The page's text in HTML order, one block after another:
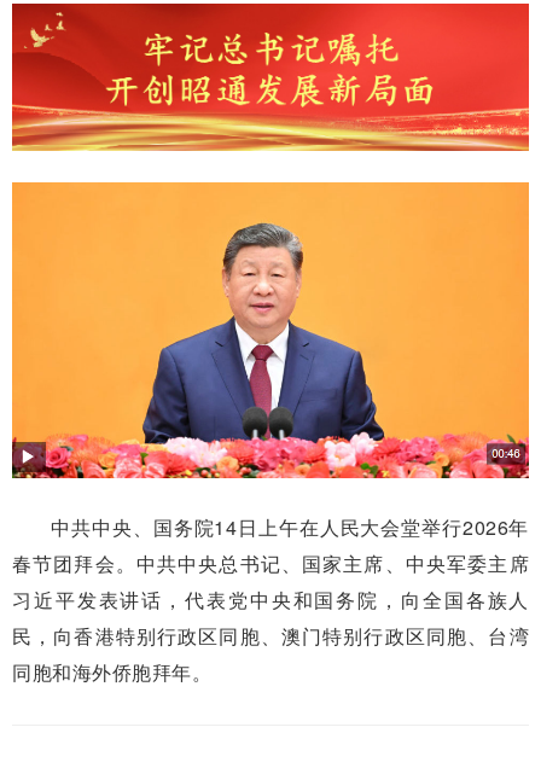
中共中央、国务院14日上午在人民大会堂举行2026年
春节团拜会。中共中央总书记、国家主席、中央军委主席
习近平发表讲话，代表党中央和国务院，向全国各族人
民，向香港特别行政区同胞、澳门特别行政区同胞、台湾
同胞和海外侨胞拜年。